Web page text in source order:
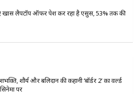
खास लैपटॉप ऑफर पेश कर रहा है एसुस, 53% तक की
शौर्य और बलिदान की कहानी ‘बॉर्डर 2’ का वर्ल्ड
पर